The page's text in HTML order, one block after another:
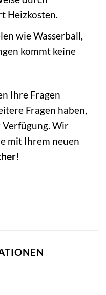
Heizkosten.
wie Wasserball,
kommt keine
Ihre Fragen
Fragen haben,
Wir
mit Ihrem neuen
!